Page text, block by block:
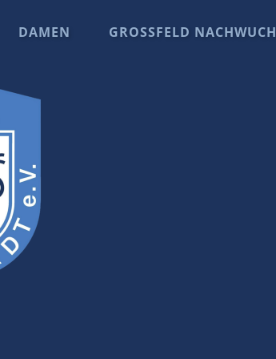
DAMEN GROSSFELD NACHWUCHS